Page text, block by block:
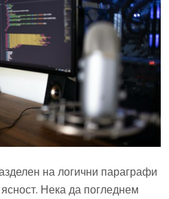
на логични параграфи
Нека да погледнем